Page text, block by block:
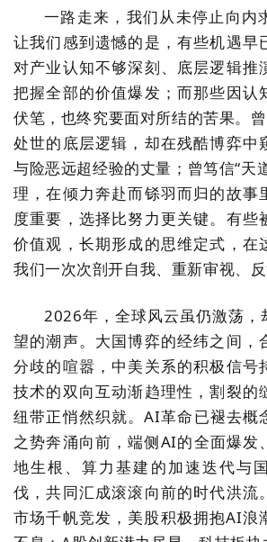
一路走来，我们从未停止向内
让我们感到遗憾的是，有些机遇早
对产业认知不够深刻、底层逻辑推
把握全部的价值爆发；而那些因认
伏笔，也终究要面对所结的苦果。
处世的底层逻辑，却在残酷博弈中
与险恶远超经验的丈量；曾笃信“天
理，在倾力奔赴而铩羽而归的故事
度重要，选择比努力更关键。有些
价值观，长期形成的思维定式，在
我们一次次剖开自我、重新审视、反
2026年，全球风云虽仍激荡，
望的潮声。大国博弈的经纬之间，
分歧的喧嚣，中美关系的积极信号
技术的双向互动渐趋理性，割裂的
纽带正悄然织就。AI革命已褪去概
之势奔涌向前，端侧AI的全面爆发
地生根、算力基建的加速迭代与
伐，共同汇成滚滚向前的时代洪流
市场千帆竞发，美股积极拥抱AI浪